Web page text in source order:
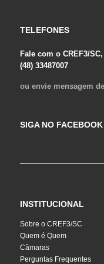
TELEFONES
Fale com o CREF3/
(48) 33487007
ou envie mensagem
SIGA NO
INSTITUCIONAL
Sobre o CREF3/SC
Quem é Quem
Câmaras
Perguntas Frequentes